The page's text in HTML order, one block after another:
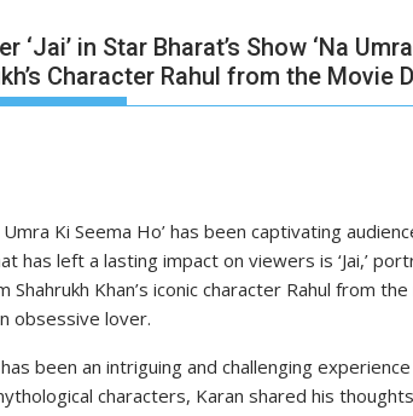
‘Jai’ in Star Bharat’s Show ‘Na
Character Rahul from the Movie
Umra Ki Seema Ho’ has been captivating
has left a lasting impact on viewers is ‘Jai,’
Shahrukh Khan’s iconic character Rahul from
obsessive lover.
been an intriguing and challenging
characters, Karan shared his